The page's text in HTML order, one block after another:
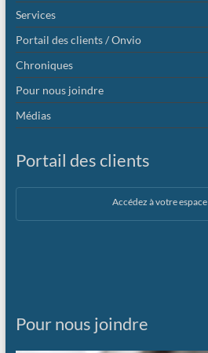
Services
Portail des clients / Onvio
Chroniques
Pour nous joindre
Médias
Portail des clients
Accédez à votre espace
Pour nous joindre